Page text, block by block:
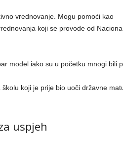
vrednovanje. Mogu pomoći kao
koji se provode od
model iako su u početku mnogi bili
koji je prije bio uoči državne
uspjeh